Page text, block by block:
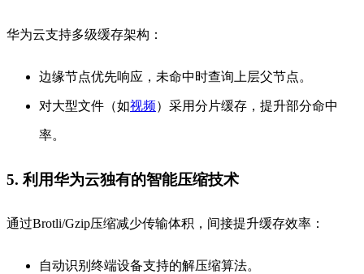
华为云支持多级缓存架构：
边缘节点优先响应，未命中时查询上层父节点。
对大型文件（如视频）采用分片缓存，提升部分命中
率。
5. 利用华为云独有的智能压缩技术
通过Brotli/Gzip压缩减少传输体积，间接提升缓存效率：
自动识别终端设备支持的解压缩算法。